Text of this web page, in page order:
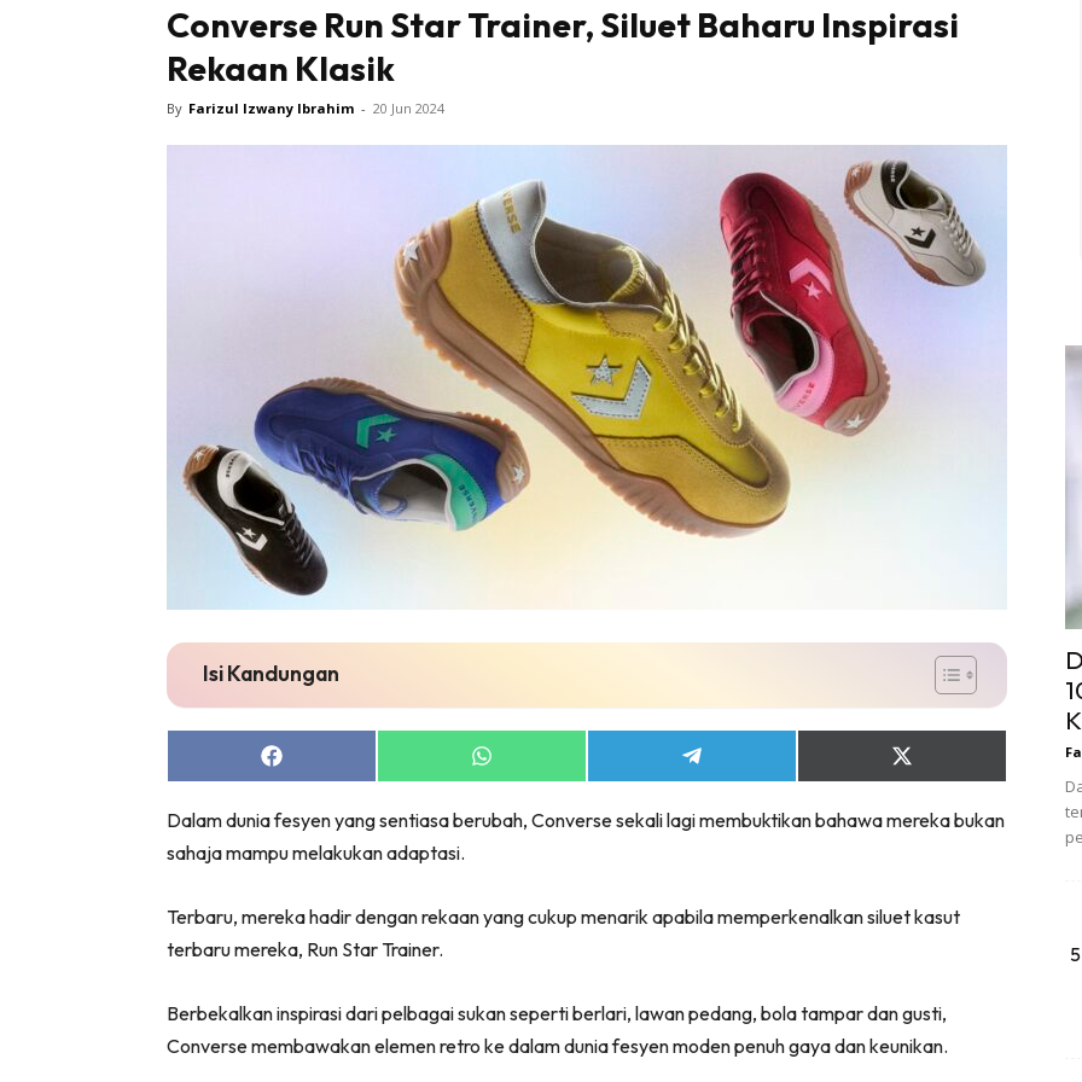
Converse Run Star Trainer, Siluet Baharu Inspirasi
Rekaan Klasik
By Farizul Izwany Ibrahim - 20 Jun 2024
Isi Kandungan
Share
on
Share
on
Share
on
Share
on
(Twitter)
Dalam dunia fesyen yang sentiasa berubah, Converse sekali lagi membuktikan bahawa mereka bukan
sahaja mampu melakukan adaptasi.
Terbaru, mereka hadir dengan rekaan yang cukup menarik apabila memperkenalkan siluet kasut
terbaru mereka, Run Star Trainer.
Berbekalkan inspirasi dari pelbagai sukan seperti berlari, lawan pedang, bola tampar dan gusti,
Converse membawakan elemen retro ke dalam dunia fesyen moden penuh gaya dan keunikan.